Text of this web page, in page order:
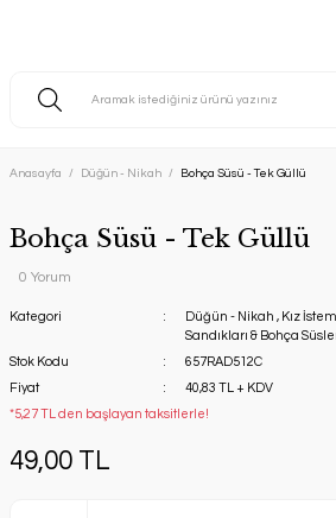
Anasayfa Düğün - Nikah Bohça Süsü - Tek Güllü
Bohça Süsü - Tek Güllü
0 Yorum
Kategori Düğün - Nikah , Kız
Sandıkları & Bohça
Stok Kodu
657RAD512C
Fiyat
40,83 TL + KDV
*5,27 TL den başlayan taksitlerle!
49,00 TL